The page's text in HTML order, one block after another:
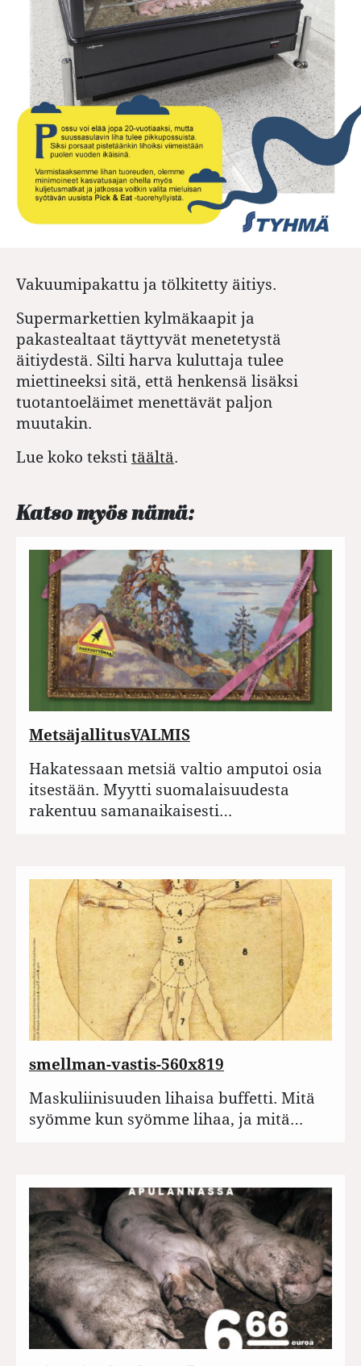
Vakuumipakattu ja tölkitetty äitiys.
Supermarkettien kylmäkaapit ja
pakastealtaat täyttyvät menetetystä
äitiydestä. Silti harva kuluttaja tulee
miettineeksi sitä, että henkensä lisäksi
tuotantoeläimet menettävät paljon
muutakin.
Lue koko teksti täältä.
Katso myös nämä:
MetsäjallitusVALMIS
Hakatessaan metsiä valtio amputoi osia
itsestään. Myytti suomalaisuudesta
rakentuu samanaikaisesti…
smellman-vastis-560x819
Maskuliinisuuden lihaisa buffetti. Mitä
syömme kun syömme lihaa, ja mitä…